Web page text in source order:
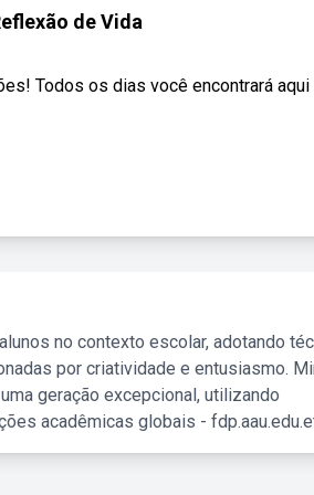
de Vida
Todos os dias você encontrará aqui
no contexto escolar, adotando
por criatividade e entusiasmo.
geração excepcional, utilizando
acadêmicas globais -